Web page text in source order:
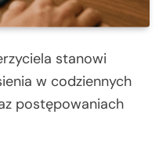
stanowi
w codziennych
postępowaniach